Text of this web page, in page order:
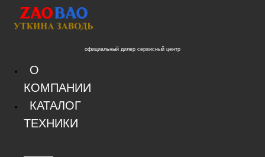
официальный дилер сервисный центр
О
КОМПАНИИ
КАТАЛОГ
ТЕХНИКИ